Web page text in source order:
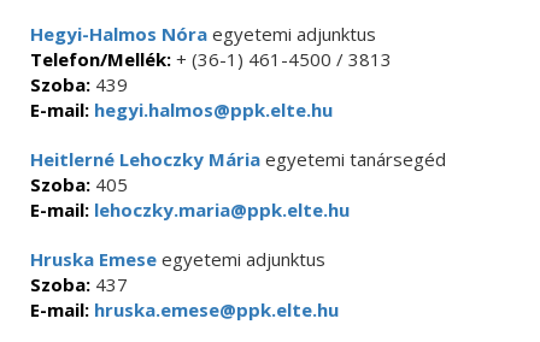
Hegyi-Halmos Nóra egyetemi adjunktus
Telefon/Mellék: + (36-1) 461-4500 / 3813
Szoba: 439
E-mail: hegyi.halmos@ppk.elte.hu
Heitlerné Lehoczky Mária egyetemi tanársegéd
Szoba: 405
E-mail: lehoczky.maria@ppk.elte.hu
Hruska Emese egyetemi adjunktus
Szoba: 437
E-mail: hruska.emese@ppk.elte.hu